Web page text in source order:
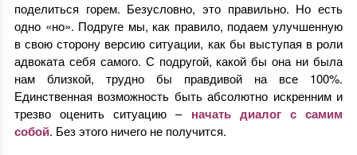
поделиться горем. Безусловно, это правильно. Но есть
одно «но». Подруге мы, как правило, подаем улучшенную
в свою сторону версию ситуации, как бы выступая в роли
адвоката себя самого. С подругой, какой бы она ни была
нам близкой, трудно бы правдивой на все 100%.
Единственная возможность быть абсолютно искренним и
трезво оценить ситуацию – начать диалог с самим
собой. Без этого ничего не получится.